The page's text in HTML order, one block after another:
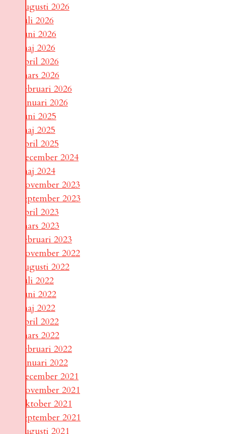
augusti 2026
juli 2026
juni 2026
maj 2026
april 2026
mars 2026
februari 2026
januari 2026
juni 2025
maj 2025
april 2025
december 2024
maj 2024
november 2023
september 2023
april 2023
mars 2023
februari 2023
november 2022
augusti 2022
juli 2022
juni 2022
maj 2022
april 2022
mars 2022
februari 2022
januari 2022
december 2021
november 2021
oktober 2021
september 2021
augusti 2021